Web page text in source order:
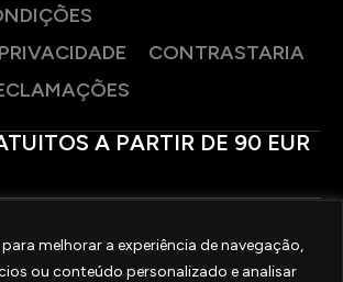
melhorar a experiência de navegação,
ou conteúdo personalizado e analisar
CONTRASTARIA
A PARTIR DE 90 EUR